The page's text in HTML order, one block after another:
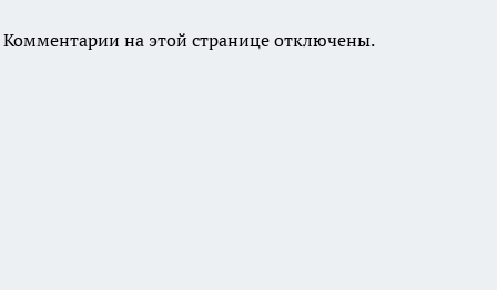
Комментарии на этой странице отключены.